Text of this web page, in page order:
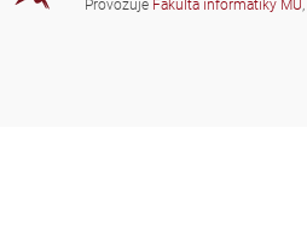
Provozuje Fakulta informatiky MU,